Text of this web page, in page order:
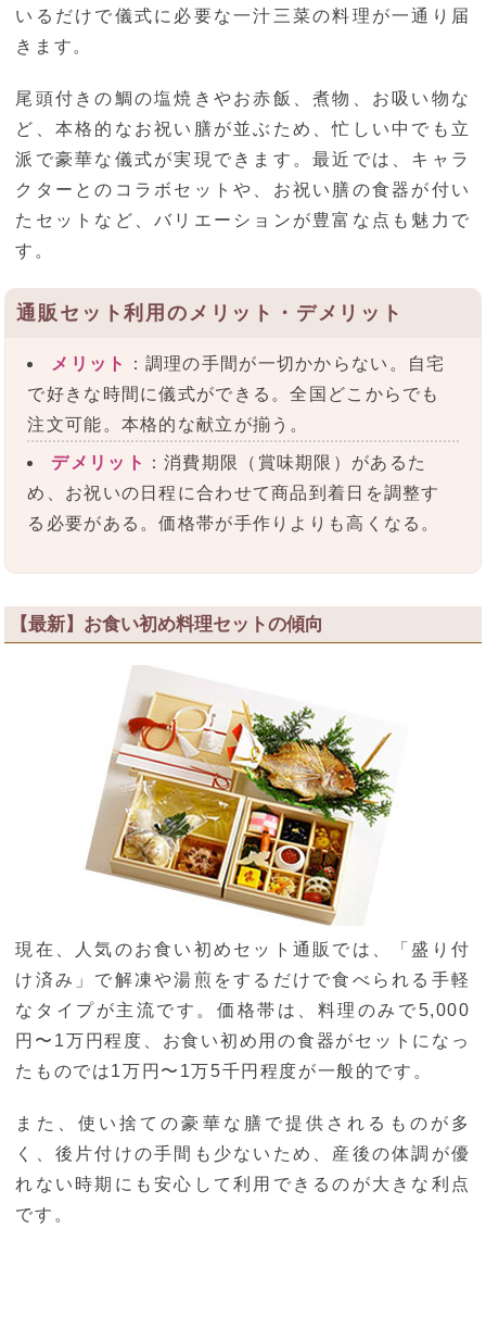
いるだけで儀式に必要な一汁三菜の料理が一通り届
きます。
尾頭付きの鯛の塩焼きやお赤飯、煮物、お吸い物な
ど、本格的なお祝い膳が並ぶため、忙しい中でも立
派で豪華な儀式が実現できます。最近では、キャラ
クターとのコラボセットや、お祝い膳の食器が付い
たセットなど、バリエーションが豊富な点も魅力で
す。
通販セット利用のメリット・デメリット
メリット
：調理の手間が一切かからない。自宅
で好きな時間に儀式ができる。全国どこからでも
注文可能。本格的な献立が揃う。
デメリット
：消費期限（賞味期限）があるた
め、お祝いの日程に合わせて商品到着日を調整す
る必要がある。価格帯が手作りよりも高くなる。
【最新】お食い初め料理セットの傾向
現在、人気のお食い初めセット通販では、「盛り付
け済み」で解凍や湯煎をするだけで食べられる手軽
なタイプが主流です。価格帯は、料理のみで5,000
円〜1万円程度、お食い初め用の食器がセットになっ
たものでは1万円〜1万5千円程度が一般的です。
また、使い捨ての豪華な膳で提供されるものが多
く、後片付けの手間も少ないため、産後の体調が優
れない時期にも安心して利用できるのが大きな利点
です。